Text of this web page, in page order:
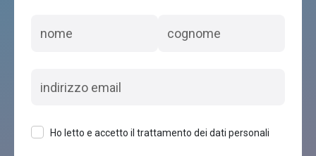
Ho letto e accetto il trattamento dei dati personali